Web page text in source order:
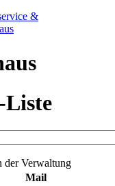
&
Liste
der Verwaltung
Mail